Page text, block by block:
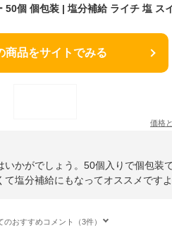
商品をサイトでみる
価格
かがでしょう。50個入りで個包装
塩分補給にもなってオススメですよ
のおすすめコメント（3件）